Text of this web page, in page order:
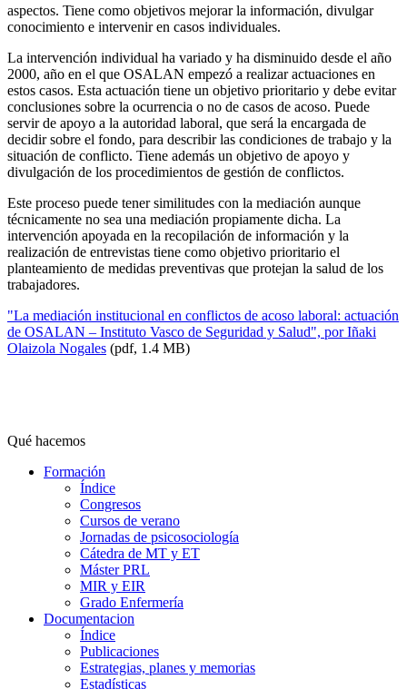
aspectos. Tiene como objetivos mejorar la información, divulgar
conocimiento e intervenir en casos individuales.
La intervención individual ha variado y ha disminuido desde el año
2000, año en el que OSALAN empezó a realizar actuaciones en
estos casos. Esta actuación tiene un objetivo prioritario y debe evitar
conclusiones sobre la ocurrencia o no de casos de acoso. Puede
servir de apoyo a la autoridad laboral, que será la encargada de
decidir sobre el fondo, para describir las condiciones de trabajo y la
situación de conflicto. Tiene además un objetivo de apoyo y
divulgación de los procedimientos de gestión de conflictos.
Este proceso puede tener similitudes con la mediación aunque
técnicamente no sea una mediación propiamente dicha. La
intervención apoyada en la recopilación de información y la
realización de entrevistas tiene como objetivo prioritario el
planteamiento de medidas preventivas que protejan la salud de los
trabajadores.
"La mediación institucional en conflictos de acoso laboral: actuación
de OSALAN – Instituto Vasco de Seguridad y Salud", por Iñaki
Olaizola Nogales (pdf, 1.4 MB)
Qué hacemos
Formación
Índice
Congresos
Cursos de verano
Jornadas de psicosociología
Cátedra de MT y ET
Máster PRL
MIR y EIR
Grado Enfermería
Documentacion
Índice
Publicaciones
Estrategias, planes y memorias
Estadísticas